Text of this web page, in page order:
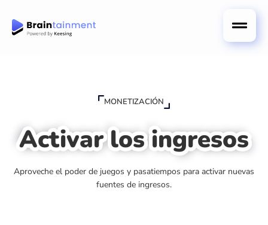
MONETIZACIÓN
Activar los ingresos
Aproveche el poder de juegos y pasatiempos para activar nuevas
fuentes de ingresos.